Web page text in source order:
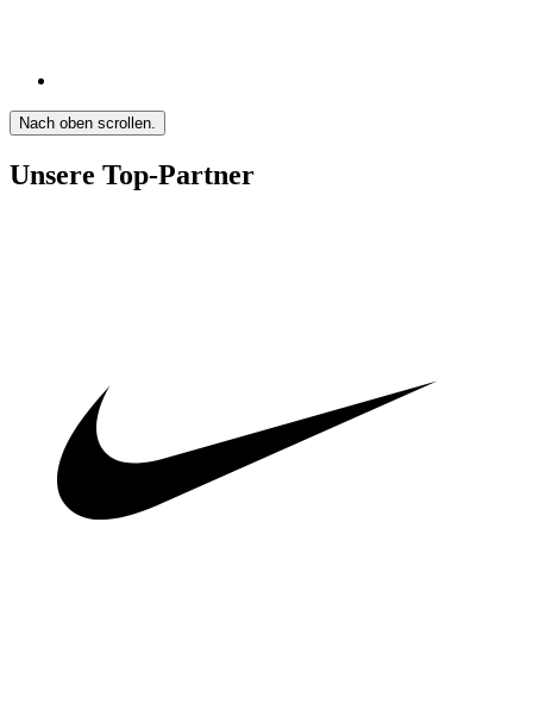
Nach oben scrollen.
Unsere Top-Partner